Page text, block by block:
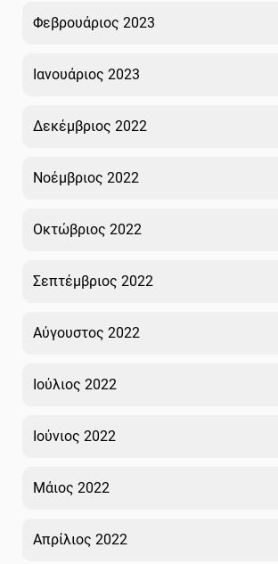
Φεβρουάριος 2023
Ιανουάριος 2023
Δεκέμβριος 2022
Νοέμβριος 2022
Οκτώβριος 2022
Σεπτέμβριος 2022
Αύγουστος 2022
Ιούλιος 2022
Ιούνιος 2022
Μάιος 2022
Απρίλιος 2022